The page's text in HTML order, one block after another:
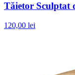
Tăietor Sculptat
120,00 lei